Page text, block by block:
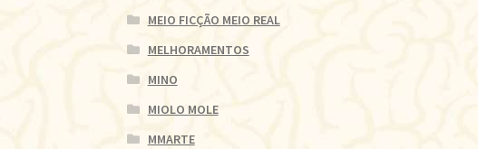
MEIO FICÇÃO MEIO REAL
MELHORAMENTOS
MINO
MIOLO MOLE
MMARTE